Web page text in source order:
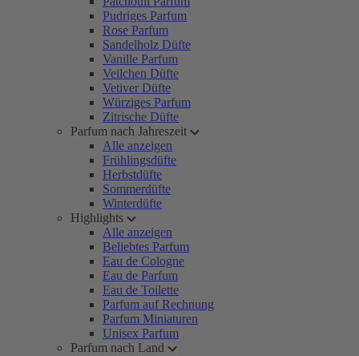
Pudriges Parfum
Rose Parfum
Sandelholz Düfte
Vanille Parfum
Veilchen Düfte
Vetiver Düfte
Würziges Parfum
Zitrische Düfte
Parfum nach Jahreszeit
Alle anzeigen
Frühlingsdüfte
Herbstdüfte
Sommerdüfte
Winterdüfte
Highlights
Alle anzeigen
Beliebtes Parfum
Eau de Cologne
Eau de Parfum
Eau de Toilette
Parfum auf Rechnung
Parfum Miniaturen
Unisex Parfum
Parfum nach Land